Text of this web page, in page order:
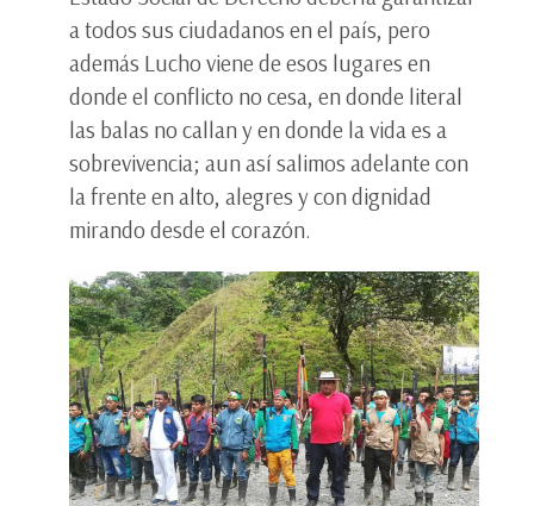
a todos sus ciudadanos en el país, pero
además Lucho viene de esos lugares en
donde el conflicto no cesa, en donde literal
las balas no callan y en donde la vida es a
sobrevivencia; aun así salimos adelante con
la frente en alto, alegres y con dignidad
mirando desde el corazón.